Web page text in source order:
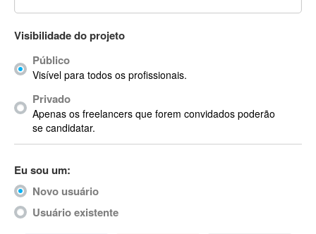
ACID Pro
ACPI
Acrobat
Acrobat X
Acronis
ACT
Actimize
ActionScript
ActionScript 3
Visibilidade do projeto
Público
Visível para todos os profissionais.
Privado
Apenas os freelancers que forem convidados poderão
se candidatar.
Eu sou um:
Novo usuário
Usuário existente